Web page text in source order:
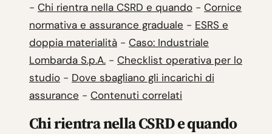
- Chi rientra nella CSRD e quando - Cornice
normativa e assurance graduale - ESRS e
doppia materialità - Caso: Industriale
Lombarda S.p.A. - Checklist operativa per lo
studio - Dove sbagliano gli incarichi di
assurance - Contenuti correlati
Chi rientra nella CSRD e quando